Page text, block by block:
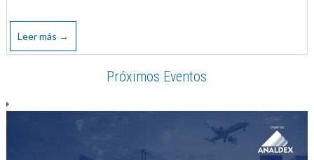
Leer más →
Próximos Eventos